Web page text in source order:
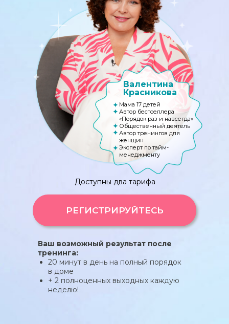
Ваш возможный результат после
тренинга:
20 минут в день на полный порядок
в доме
+ 2 полноценных выходных каждую
неделю!
РЕГИСТРИРУЙТЕСЬ
Доступны два тарифа
✦
✦
✦
✦
✦
Мама 17 детей
Автор бестселлера
«Порядок раз и навсегда»
Общественный деятель
Автор тренингов для
женщин
Эксперт по тайм-
менеджменту
Валентина
Красникова